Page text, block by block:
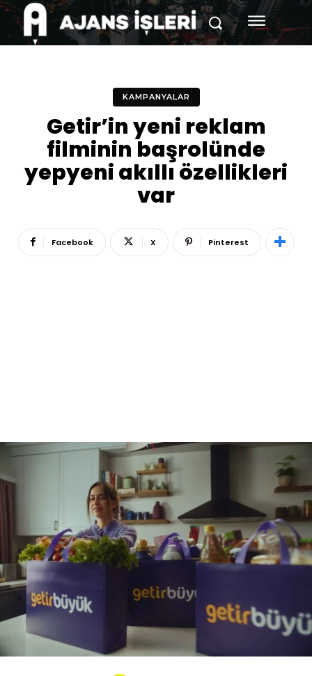
KAMPANYALAR
Getir’in yeni reklam
filminin başrolünde
yepyeni akıllı özellikleri
var
Facebook X Pinterest